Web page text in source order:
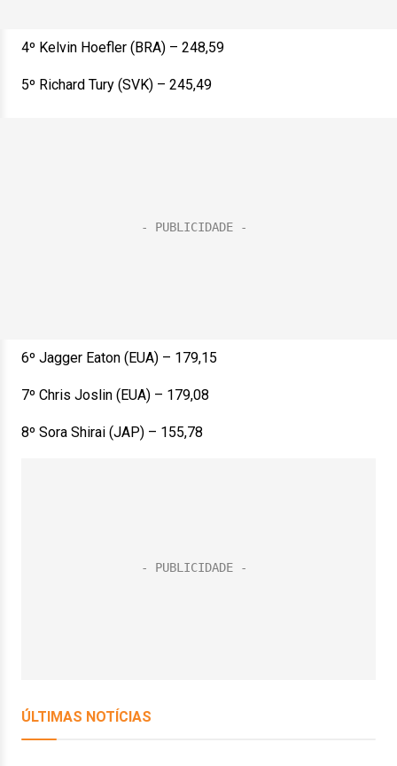
4º Kelvin Hoefler (BRA) – 248,59
5º Richard Tury (SVK) – 245,49
6º Jagger Eaton (EUA) – 179,15
7º Chris Joslin (EUA) – 179,08
8º Sora Shirai (JAP) – 155,78